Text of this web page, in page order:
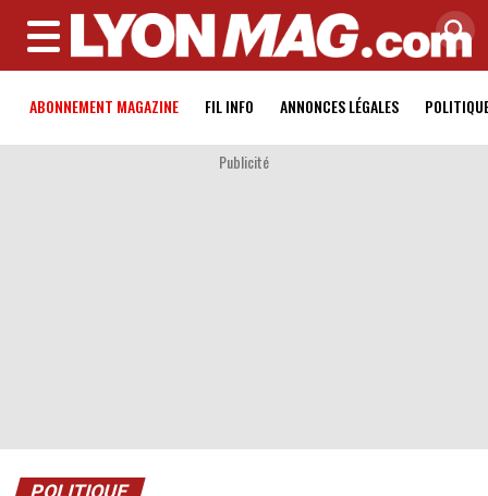
MENU
ABONNEMENT MAGAZINE FIL INFO ANNONCES LÉGALES
Publicité